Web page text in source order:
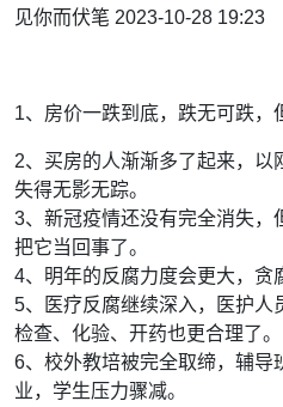
见你而伏笔 2023-10-28 19:23
1、房价一跌到底，跌无可跌，
2、买房的人渐渐多了起来，以
失得无影无踪。
3、新冠疫情还没有完全消失，
把它当回事了。
4、明年的反腐力度会更大，贪
5、医疗反腐继续深入，医护人
检查、化验、开药也更合理了。
6、校外教培被完全取缔，辅导
业，学生压力骤减。